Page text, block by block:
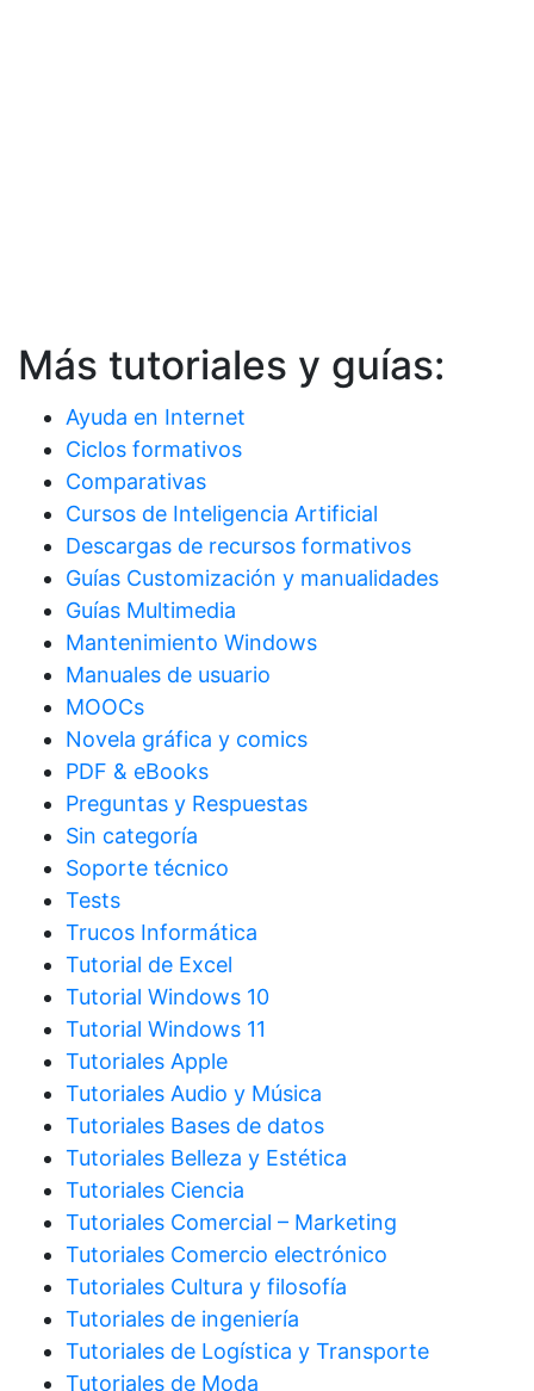
Más tutoriales y guías:
Ayuda en Internet
Ciclos formativos
Comparativas
Cursos de Inteligencia Artificial
Descargas de recursos formativos
Guías Customización y manualidades
Guías Multimedia
Mantenimiento Windows
Manuales de usuario
MOOCs
Novela gráfica y comics
PDF & eBooks
Preguntas y Respuestas
Sin categoría
Soporte técnico
Tests
Trucos Informática
Tutorial de Excel
Tutorial Windows 10
Tutorial Windows 11
Tutoriales Apple
Tutoriales Audio y Música
Tutoriales Bases de datos
Tutoriales Belleza y Estética
Tutoriales Ciencia
Tutoriales Comercial – Marketing
Tutoriales Comercio electrónico
Tutoriales Cultura y filosofía
Tutoriales de ingeniería
Tutoriales de Logística y Transporte
Tutoriales de Moda